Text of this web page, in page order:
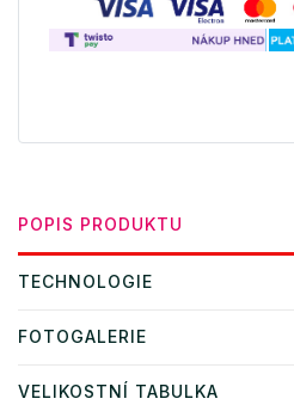
POPIS PRODUKTU
TECHNOLOGIE
FOTOGALERIE
VELIKOSTNÍ TABULKA